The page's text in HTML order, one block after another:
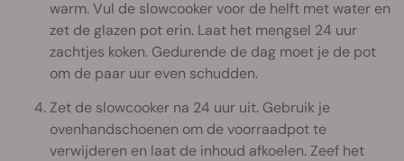
warm. Vul de slowcooker voor de helft met water en
zet de glazen pot erin. Laat het mengsel 24 uur
zachtjes koken. Gedurende de dag moet je de pot
om de paar uur even schudden.
Zet de slowcooker na 24 uur uit. Gebruik je
ovenhandschoenen om de voorraadpot te
verwijderen en laat de inhoud afkoelen. Zeef het